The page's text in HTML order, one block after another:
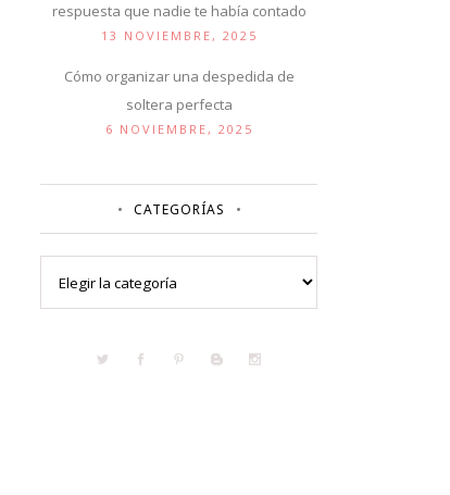
respuesta que nadie te había contado
13 NOVIEMBRE, 2025
Cómo organizar una despedida de
soltera perfecta
6 NOVIEMBRE, 2025
CATEGORÍAS